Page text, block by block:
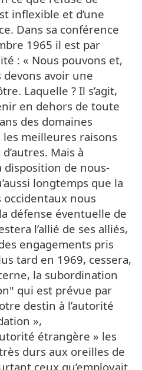
inflexible et d’une
Dans sa conférence
1965 il est par
: « Nous pouvons et,
avoir une
Laquelle ? Il s’agit,
en dehors de toute
des domaines
meilleures raisons
Mais à
de nous-
longtemps que la
nous
défense éventuelle de
l’allié de ses alliés,
engagements pris
tard en 1969, cessera,
la subordination
qui est prévue par
destin à l’autorité
»,
étrangère » les
durs aux oreilles de
ceux qu’employait